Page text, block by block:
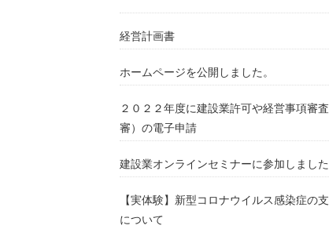
経営計画書
ホームページを公開しました。
２０２２年度に建設業許可や経営事項審
審）の電子申請
建設業オンラインセミナーに参加しました
【実体験】新型コロナウイルス感染症の
について